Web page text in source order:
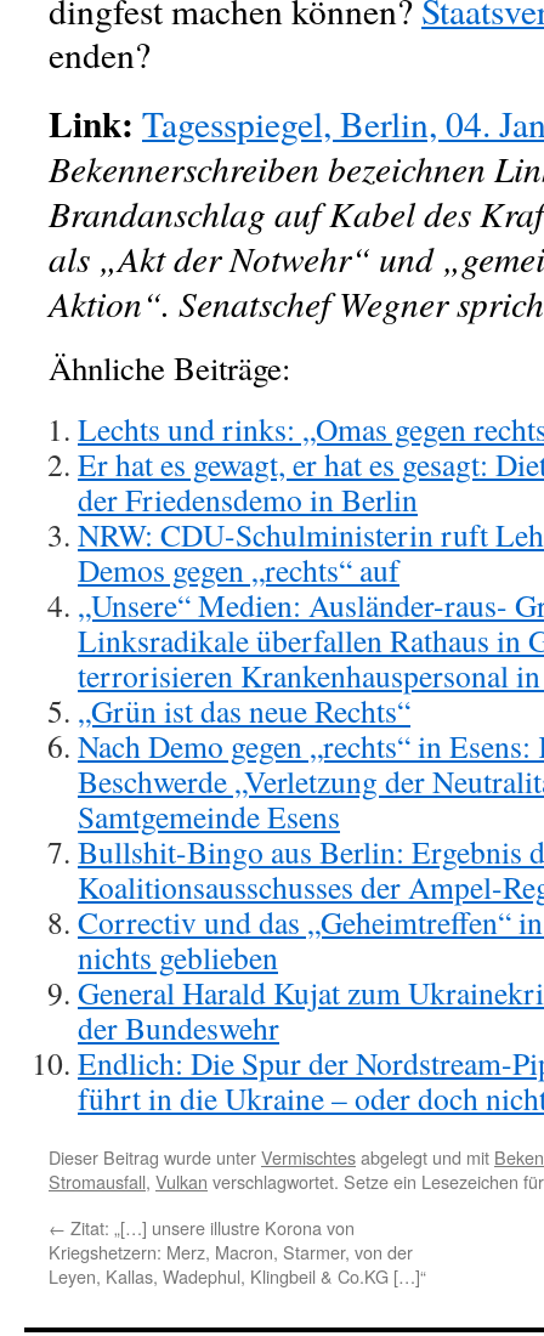
dingfest machen können?
enden?
Link: Tagesspiegel, Berlin, 04.
Bekennerschreiben bezeichnen
Brandanschlag auf Kabel des
als „Akt der Notwehr“ und
Aktion“. Senatschef Wegner
Ähnliche Beiträge:
Lechts und rinks: „Omas gegen
Er hat es gewagt, er hat es gesagt:
der Friedensdemo in Berlin
NRW: CDU-Schulministerin ruft
Demos gegen „rechts“ auf
„Unsere“ Medien: Ausländer-raus-
Linksradikale überfallen Rathaus in
terrorisieren Krankenhauspersonal
„Grün ist das neue Rechts“
Nach Demo gegen „rechts“ in
Beschwerde „Verletzung der
Samtgemeinde Esens
Bullshit-Bingo aus Berlin: Ergebnis
Koalitionsausschusses der Ampel-
Correctiv und das „Geheimtreffen“
nichts geblieben
General Harald Kujat zum
der Bundeswehr
Endlich: Die Spur der Nordstream-
führt in die Ukraine – oder doch
Dieser Beitrag wurde unterVermischtesabgelegt und mit
Stromausfall, Vulkan verschlagwortet. Setze ein Lesezeichen
← Zitat: „[…] unsere illustre Korona von
Kriegshetzern: Merz, Macron, Starmer, von der
Leyen, Kallas, Wadephul, Klingbeil & Co.KG […]“